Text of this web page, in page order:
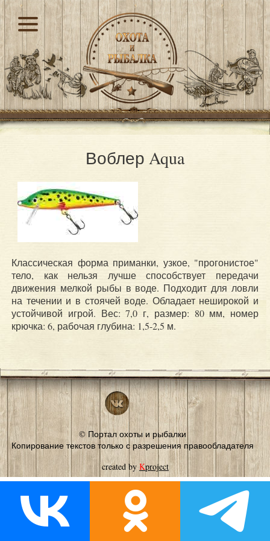
Воблер Aqua
Классическая форма приманки, узкое, "прогонистое"
тело, как нельзя лучше способствует передачи
движения мелкой рыбы в воде. Подходит для ловли
на течении и в стоячей воде. Обладает неширокой и
устойчивой игрой. Вес: 7,0 г, размер: 80 мм, номер
крючка: 6, рабочая глубина: 1,5-2,5 м.
© Портал охоты и рыбалки
Копирование текстов только с разрешения правообладателя
created by Kproject